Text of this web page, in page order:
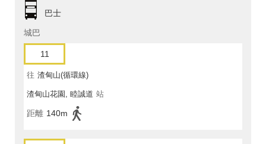
巴士
城巴
11
往 渣甸山(循環線)
渣甸山花園, 睦誠道 站
距離 140m